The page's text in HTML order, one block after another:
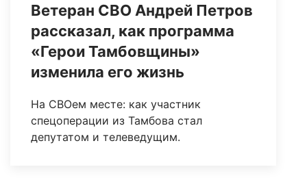
Ветеран СВО Андрей Петров
рассказал, как программа
«Герои Тамбовщины»
изменила его жизнь
На СВОем месте: как участник
спецоперации из Тамбова стал
депутатом и телеведущим.